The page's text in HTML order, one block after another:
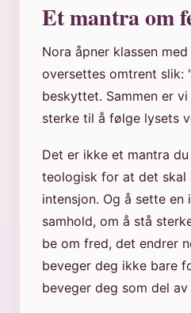
Et mantra om
Nora åpner klassen
oversettes omtrent slik:
beskyttet. Sammen er
sterke til å følge lysets
Det er ikke et mantra
teologisk for at det skal
intensjon. Og å sette en
samhold, om å stå
be om fred, det endrer
beveger deg ikke bare
beveger deg som del av